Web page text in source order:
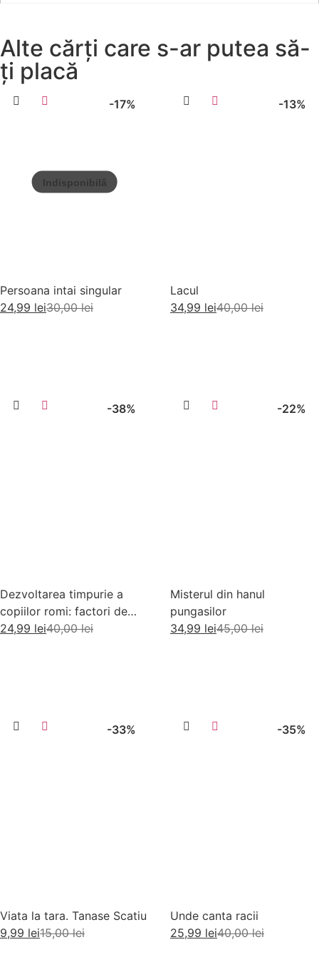
Alte cărți care s-ar putea să-
ți placă
-17%
Persoana intai singular
30,00lei
24,99 lei
-13%
Lacul
40,00lei
34,99 lei
-38%
Dezvoltarea timpurie a
copiilor romi: factori de
risc si factori de protectie
40,00lei
24,99 lei
-22%
Misterul din hanul
pungasilor
45,00lei
34,99 lei
-33%
Viata la tara. Tanase Scatiu
15,00lei
9,99 lei
-35%
Unde canta racii
40,00lei
25,99 lei